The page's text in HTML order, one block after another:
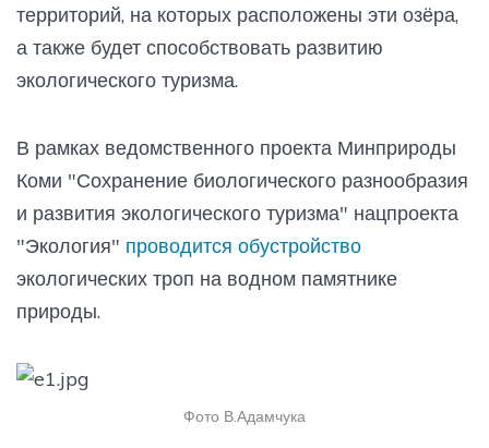
территорий, на которых расположены эти озёра,
а также будет способствовать развитию
экологического туризма.
В рамках ведомственного проекта Минприроды
Коми "Сохранение биологического разнообразия
и развития экологического туризма" нацпроекта
"Экология" проводится обустройство
экологических троп на водном памятнике
природы.
Фото В.Адамчука